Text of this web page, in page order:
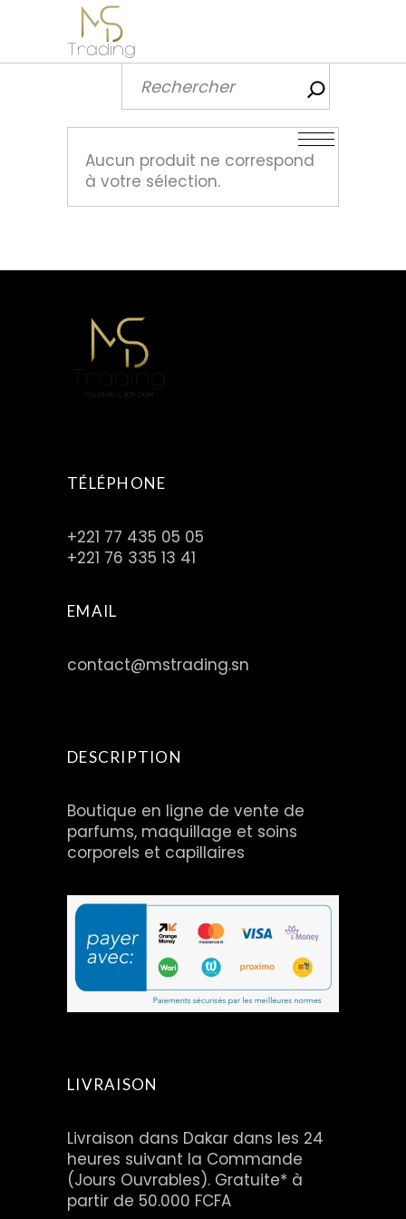
Aucun produit ne correspond
à votre sélection.
TÉLÉPHONE
+221 77 435 05 05
+221 76 335 13 41
EMAIL
contact@mstrading.sn
DESCRIPTION
Boutique en ligne de vente de
parfums, maquillage et soins
corporels et capillaires
LIVRAISON
Livraison dans Dakar dans les 24
heures suivant la Commande
(Jours Ouvrables). Gratuite* à
partir de 50.000 FCFA